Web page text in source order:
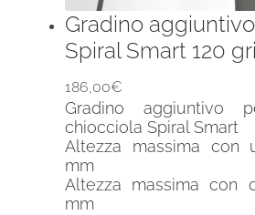
Gradino
Spiral Smart 120
186,00€
Gradino
chiocciola Spiral Smart
Altezza massima con
mm
Altezza massima con
mm